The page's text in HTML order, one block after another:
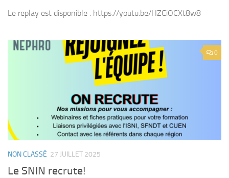
Le replay est disponible : https://youtu.be/HZCiOCXt8w8
0
NON CLASSÉ 27 JUILLET 2025
Le SNIN recrute!